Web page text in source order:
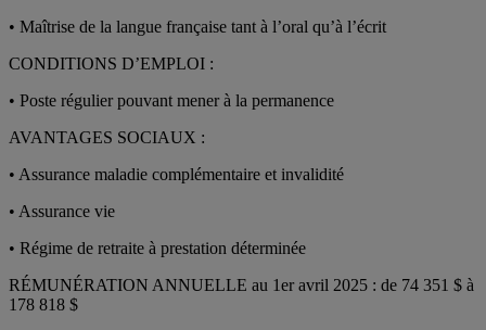
• Maîtrise de la langue française tant à l’oral qu’à l’écrit
CONDITIONS D’EMPLOI :
• Poste régulier pouvant mener à la permanence
AVANTAGES SOCIAUX :
• Assurance maladie complémentaire et invalidité
• Assurance vie
• Régime de retraite à prestation déterminée
RÉMUNÉRATION ANNUELLE au 1er avril 2025 : de 74 351 $ à
178 818 $